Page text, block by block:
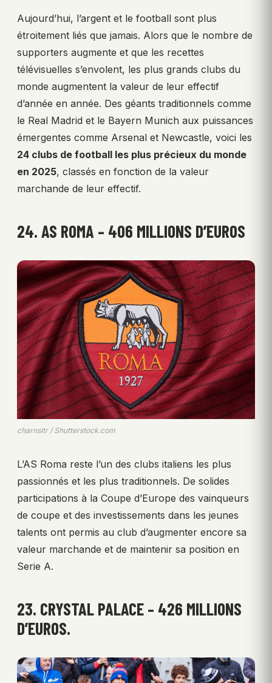
Aujourd’hui, l’argent et le football sont plus
étroitement liés que jamais. Alors que le nombre de
supporters augmente et que les recettes
télévisuelles s’envolent, les plus grands clubs du
monde augmentent la valeur de leur effectif
d’année en année. Des géants traditionnels comme
le Real Madrid et le Bayern Munich aux puissances
émergentes comme Arsenal et Newcastle, voici les
24 clubs de football les plus précieux du monde
en 2025, classés en fonction de la valeur
marchande de leur effectif.
24. AS ROMA – 406 MILLIONS D’EUROS
charnsitr / Shutterstock.com
L’AS Roma reste l’un des clubs italiens les plus
passionnés et les plus traditionnels. De solides
participations à la Coupe d’Europe des vainqueurs
de coupe et des investissements dans les jeunes
talents ont permis au club d’augmenter encore sa
valeur marchande et de maintenir sa position en
Serie A.
23. CRYSTAL PALACE – 426 MILLIONS
D’EUROS.